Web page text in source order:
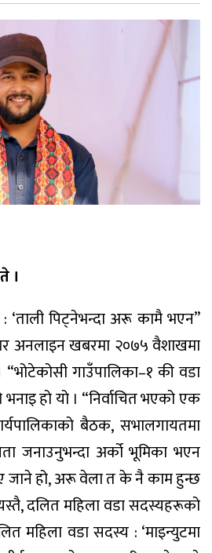
।
‘ताली पिट्नेभन्दा अरू कामै भएन”
अनलाइन खबरमा २०७५ वैशाखमा
गाउँपालिका–१ की वडा
हो यो । “निर्वाचित भएको एक
बैठक, सभालगायतमा
जनाउनुभन्दा अर्को भूमिका भएन
जाने हो, अरू वेला त के नै काम हुन्छ
दलित महिला वडा सदस्यहरूको
महिला वडा सदस्य : ‘माइन्युटमा